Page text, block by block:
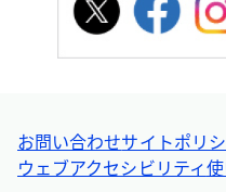
お問い合わせサイトポリ
ウェブアクセシビリティ